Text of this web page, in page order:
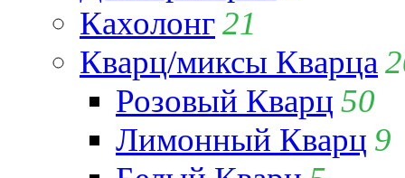
Кахолонг21
Кварц/миксы Кварца
Розовый Кварц 50
Лимонный Кварц 9